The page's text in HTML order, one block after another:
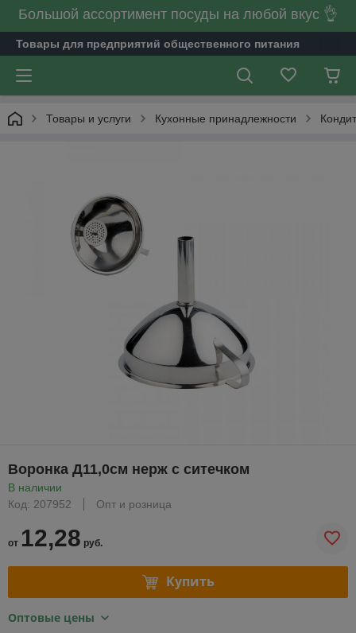
Большой ассортимент посуды на любой вкус 👌
Товары для предприятий общественного питания
Товары и услуги Кухонные принадлежности
Воронка Д11,0см нерж с ситечком
В наличии
Код: 207952
Опт и розница
от 12,28 руб.
Купить
Оптовые цены